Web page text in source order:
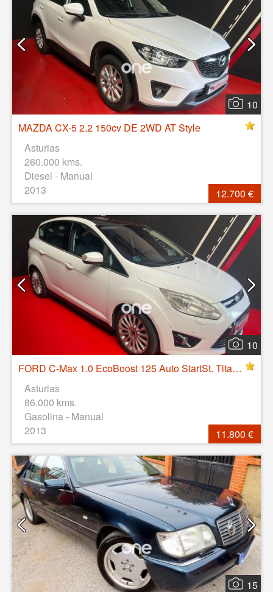
10
MAZDA CX-5 2.2 150cv DE 2WD AT Style
Asturias
260.000 kms.
Diesel - Manual
2013
12.700 €
10
FORD C-Max 1.0 EcoBoost 125 Auto StartSt. Titanium
Asturias
86.000 kms.
Gasolina - Manual
2013
11.800 €
15